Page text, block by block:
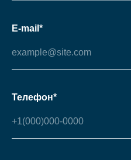
E-mail*
Телефон*